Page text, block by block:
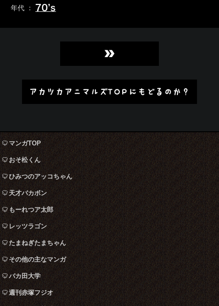
年代 ： 70’s
»
アカツカアニマルズTOPにもどるのか？
マンガTOP
おそ松くん
ひみつのアッコちゃん
天才バカボン
もーれつア太郎
レッツラゴン
たまねぎたまちゃん
その他の主なマンガ
バカ田大学
週刊赤塚フジオ